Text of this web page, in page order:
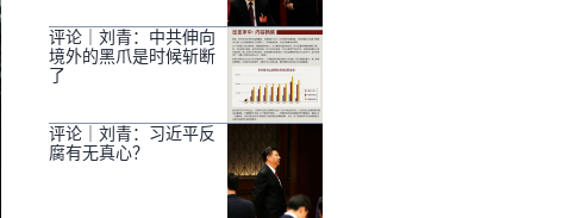
评论｜刘青：中共伸向
境外的黑爪是时候斩断
了
评论｜刘青：习近平反
腐有无真心？